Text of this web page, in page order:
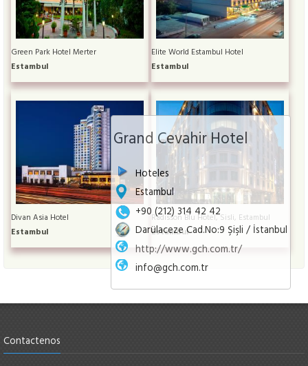
Grand Cevahir Hotel
Hoteles
Estambul
+90 (212) 314 42 42
Darülaceze Cad.No:9 Şişli / İstanbul
http://www.gch.com.tr/
info@gch.com.tr
Green Park Hotel Merter
Estambul
Elite World Estambul Hotel
Estambul
Divan Asia Hotel
Estambul
Radisson Blu Hotel, Sisli, Estambul
Estambul
Contactenos